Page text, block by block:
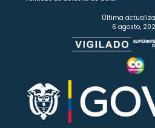
Última
6 agosto,